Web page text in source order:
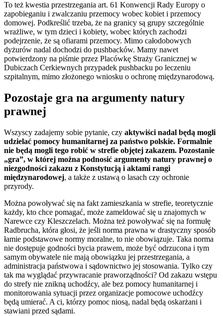
To też kwestia przestrzegania art. 61 Konwencji Rady Europy o
zapobieganiu i zwalczaniu przemocy wobec kobiet i przemocy
domowej. Podkreślić trzeba, że na granicy są grupy szczególnie
wrażliwe, w tym dzieci i kobiety, wobec których zachodzi
podejrzenie, że są ofiarami przemocy. Mimo całodobowych
dyżurów nadal dochodzi do pushbacków. Mamy nawet
potwierdzony na piśmie przez Placówkę Straży Granicznej w
Dubiczach Cerkiewnych przypadek pushbacku po leczeniu
szpitalnym, mimo złożonego wniosku o ochronę międzynarodową.
Pozostaje gra na argumenty natury
prawnej
Wszyscy zadajemy sobie pytanie, czy aktywiści nadal będą mogli
udzielać pomocy humanitarnej za państwo polskie. Formalnie
nie będą mogli tego robić w strefie objętej zakazem. Pozostanie
„gra”, w której można podnosić argumenty natury prawnej o
niezgodności zakazu z Konstytucją i aktami rangi
międzynarodowej, a także z ustawą o lasach czy ochronie
przyrody.
Można powoływać się na fakt zamieszkania w strefie, teoretycznie
każdy, kto chce pomagać, może zameldować się u znajomych w
Narewce czy Kleszczelach. Można też powoływać się na formułę
Radbrucha, która głosi, że jeśli norma prawna w drastyczny sposób
łamie podstawowe normy moralne, to nie obowiązuje. Taka norma
nie dostępuje godności bycia prawem, może być odrzucona i tym
samym obywatele nie mają obowiązku jej przestrzegania, a
administracja państwowa i sądownictwo jej stosowania. Tylko czy
tak ma wyglądać przywracanie praworządności? Od zakazu wstępu
do strefy nie znikną uchodźcy, ale bez pomocy humanitarnej i
monitorowania sytuacji przez organizacje pomocowe uchodźcy
będą umierać. A ci, którzy pomoc niosą, nadal będą oskarżani i
stawiani przed sądami.